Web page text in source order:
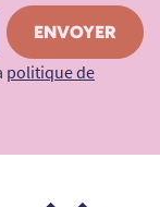
politique de